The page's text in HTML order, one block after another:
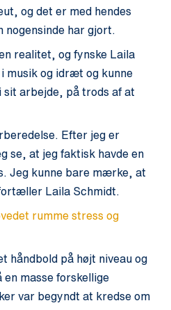
og det er med hendes
nogensinde har gjort.
realitet, og fynske Laila
musik og idræt og kunne
sit arbejde, på trods af at
Efter jeg er
se, at jeg faktisk havde en
Jeg kunne bare mærke, at
Laila Schmidt.
rumme stress og
håndbold på højt niveau og
masse forskellige
var begyndt at kredse om